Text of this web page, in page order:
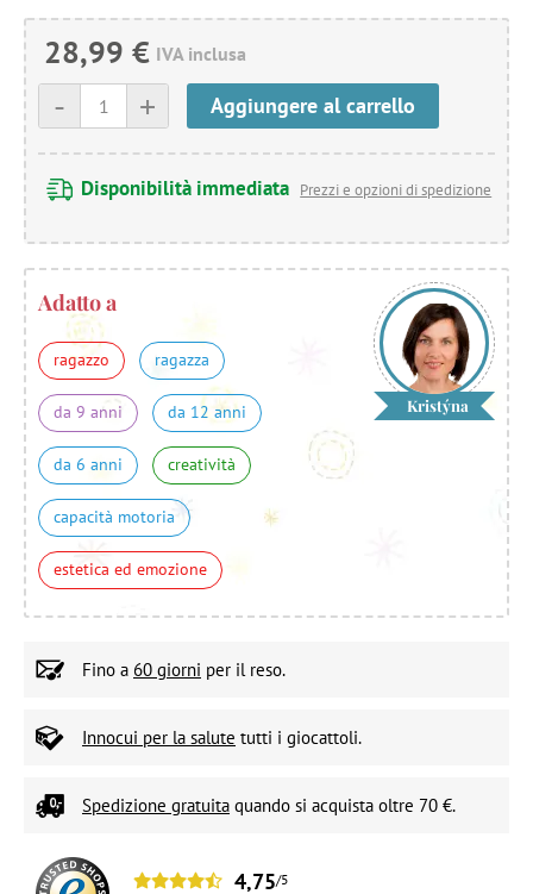
28,99 € IVA inclusa
+
- Aggiungere al carrello
Disponibilità immediata Prezzi e opzioni di spedizione
Adatto a
ragazzo ragazza
da 9 anni da 12 anni
da 6 anni creatività
capacità motoria
estetica ed emozione
Kristýna
Fino a 60 giorni per il reso.
Innocui per la salute tutti i giocattoli.
Spedizione gratuita quando si acquista oltre 70 €.
4,75/5